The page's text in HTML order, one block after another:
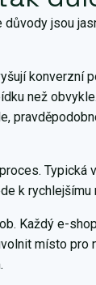
jsou
konverzní
než
Typická
k
Každý e-
místo